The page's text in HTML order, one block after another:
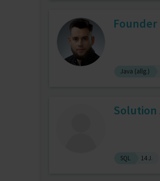
Founder
Java (allg.)
Solution
SQL 14 J.